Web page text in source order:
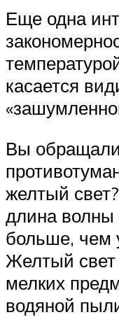
Еще одна
касается
Вы
желтый
длина волны
больше, чем
Желтый свет
мелких
водяной